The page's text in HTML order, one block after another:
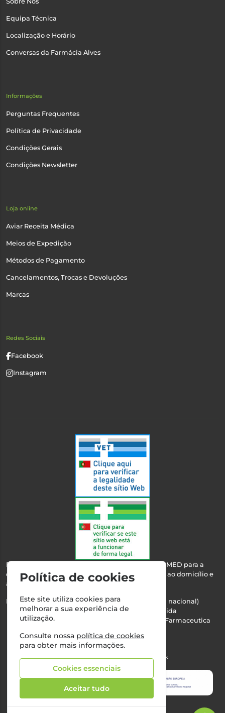
Equipa Técnica
Localização e Horário
Conversas da Farmácia Alves
Informações
Perguntas Frequentes
Política de Privacidade
Condições Gerais
Condições Newsletter
Loja online
Aviar Receita Médica
Meios de Expedição
Métodos de Pagamento
Cancelamentos, Trocas e Devoluções
Marcas
Redes Sociais
Facebook
Instagram
Esta farmácia encontra-se autorizada pelo INFARMED para a
dispensa de medicamentos e produtos de saúde ao domicílio e
através da internet.
Nº Infarmed: 21 798 7100 (chamada para rede fixa nacional)
Direção Técnica:Maria Teresa Almeida
NIPC:510103669 | Teresa Almeida - Sociedade Farmaceutica
Alvará nº:2994
©2026 Todos os direitos reservados
Política de cookies
Este site utiliza cookies para
melhorar a sua experiência de
utilização.
Consulte nossa política de cookies
para obter mais informações.
Cookies essenciais
Aceitar tudo